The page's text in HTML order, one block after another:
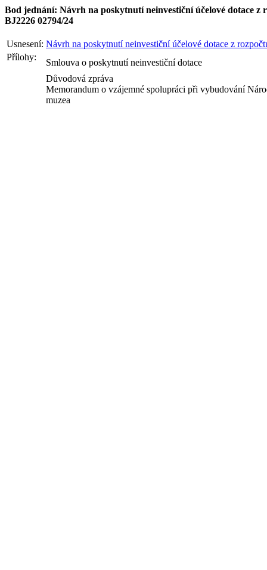
Bod jednání: Návrh na poskytnutí neinvestiční účelové dotace
BJ2226 02794/24
Usnesení: Návrh na poskytnutí neinvestiční účelové dotace z
Přílohy:
Smlouva o poskytnutí neinvestiční dotace
Důvodová zpráva
Memorandum o vzájemné spolupráci při vybudování
muzea